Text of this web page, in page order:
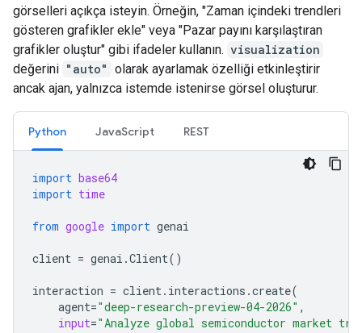
görselleri açıkça isteyin. Örneğin, "Zaman içindeki trendleri
gösteren grafikler ekle" veya "Pazar payını karşılaştıran
grafikler oluştur" gibi ifadeler kullanın. visualization
değerini "auto" olarak ayarlamak özelliği etkinleştirir
ancak ajan, yalnızca istemde istenirse görsel oluşturur.
Python JavaScript REST
import base64
import time
from google import genai
client = genai .Client()
interaction = client. interactions .create(
agent="deep-research-preview-04-2026" ,
input="Analyze global semiconductor market